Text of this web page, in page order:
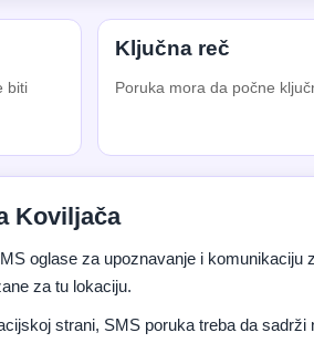
biti
Ključna reč
Poruka mora da počne
Koviljača
oglase za upoznavanje i
za tu lokaciju.
strani, SMS poruka treba da